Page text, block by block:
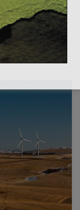
l’honneur